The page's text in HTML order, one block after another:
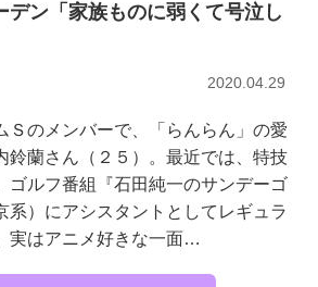
デン「家族ものに弱くて号泣し
2020.04.29
Ｓのメンバーで、「らんらん」の愛
鈴蘭さん（２５）。最近では、特技
ゴルフ番組『石田純一のサンデーゴ
系）にアシスタントとしてレギュラ
実はアニメ好きな一面…